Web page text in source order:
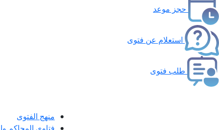
حجز موعد
استعلام عن فتوى
طلب فتوى
منهج الفتوى